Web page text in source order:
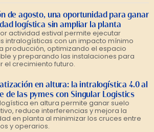
de agosto, una oportunidad para ganar
logística sin ampliar la planta
actividad estival permite ejecutar
intralogísticas con un impacto mínimo
producción, optimizando el espacio
y preparando las instalaciones para
el crecimiento futuro.
en altura: la intralogística 4.0 al
de las pymes con Singular Logistics
en altura permite ganar suelo
reduce interferencias y mejora la
en planta al minimizar los cruces entre
y operarios.